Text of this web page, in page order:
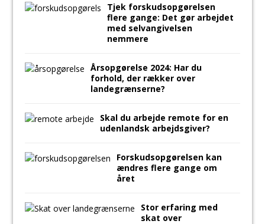
Tjek forskudsopgørelsen
flere gange: Det gør arbejdet
med selvangivelsen
nemmere
Årsopgørelse 2024: Har du
forhold, der rækker over
landegrænserne?
Skal du arbejde remote for en
udenlandsk arbejdsgiver?
Forskudsopgørelsen kan
ændres flere gange om
året
Stor erfaring med
skat over